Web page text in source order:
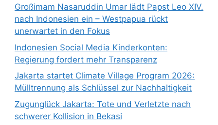
Großimam Nasaruddin Umar lädt Papst Leo XIV.
nach Indonesien ein – Westpapua rückt
unerwartet in den Fokus
Indonesien Social Media Kinderkonten:
Regierung fordert mehr Transparenz
Jakarta startet Climate Village Program 2026:
Mülltrennung als Schlüssel zur Nachhaltigkeit
Zugunglück Jakarta: Tote und Verletzte nach
schwerer Kollision in Bekasi